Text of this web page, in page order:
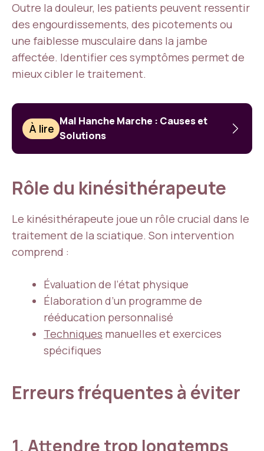
Outre la douleur, les patients peuvent ressentir
des engourdissements, des picotements ou
une faiblesse musculaire dans la jambe
affectée. Identifier ces symptômes permet de
mieux cibler le traitement.
À lire
Mal Hanche Marche : Causes et
Solutions
Rôle du kinésithérapeute
Le kinésithérapeute joue un rôle crucial dans le
traitement de la sciatique. Son intervention
comprend :
Évaluation de l’état physique
Élaboration d’un programme de
rééducation personnalisé
Techniques manuelles et exercices
spécifiques
Erreurs fréquentes à éviter
1. Attendre trop longtemps